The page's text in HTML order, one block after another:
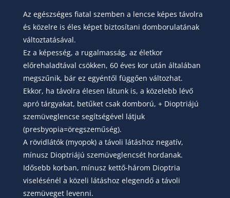
Az egészséges fiatal szemben a lencse képes távolra
és közelre is éles képet biztosítani domborulatának
változtatásával.
Ez a képesség, a rugalmasság, az életkor
előrehaladtával csökken, 60 éves kor után általában
megszűnik, bár ez egyéntől függően változhat.
Ekkor, ha távolra élesen látunk is, a közelebb lévő
apró tárgyakat, betűket csak domború, + Dioptriájú
szemüveglencse segítségével látjuk
(presbyopia=öregszeműség).
A rövidlátók (myopok) a távoli látáshoz negatív,
mínusz Dioptriájú szemüveglencsét hordanak.
Idősebb korban, mínusz kettő-három Dioptria
viselésénél a közeli látáshoz elegendő a távoli
szemüveget levenni.